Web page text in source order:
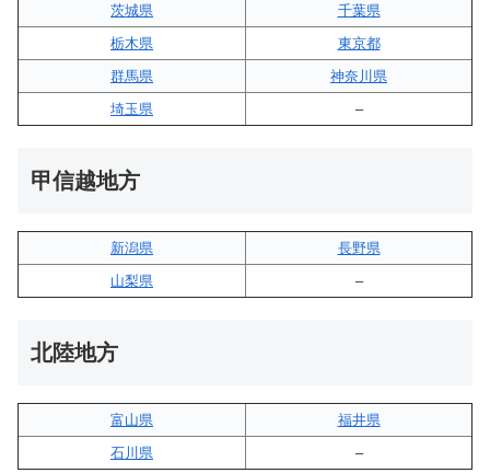
茨城県
千葉県
栃木県
東京都
群馬県
神奈川県
埼玉県
–
甲信越地方
新潟県
長野県
山梨県
–
北陸地方
富山県
福井県
石川県
–